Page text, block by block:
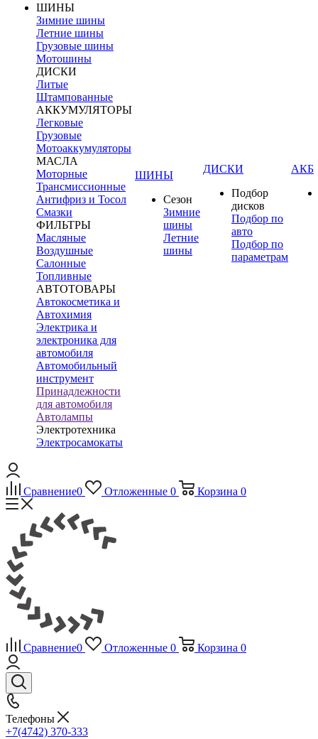
ШИНЫ
Зимние шины
Летние шины
Грузовые шины
Мотошины
ДИСКИ
Литые
Штампованные
АККУМУЛЯТОРЫ
Легковые
Грузовые
Мотоаккумуляторы
МАСЛА
Моторные
Трансмиссионные
Антифриз и Тосол
Смазки
ФИЛЬТРЫ
Масляные
Воздушные
Салонные
Топливные
АВТОТОВАРЫ
Автокосметика и
Автохимия
Электрика и
электроника для
автомобиля
Автомобильный
инструмент
Принадлежности
для автомобиля
Автолампы
Электротехника
Электросамокаты
ШИНЫ
Сезон
Зимние
шины
Летние
шины
ДИСКИ
Подбор
дисков
Подбор по
авто
Подбор по
параметрам
АКБ
Сравнение0 Отложенные 0 Корзина 0
Сравнение0 Отложенные 0 Корзина 0
Телефоны
+7(4742) 370-333